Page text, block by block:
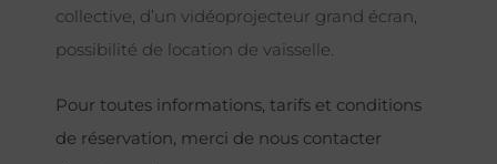
collective, d’un vidéoprojecteur grand écran,
possibilité de location de vaisselle.
Pour toutes informations, tarifs et conditions
de réservation, merci de nous contacter